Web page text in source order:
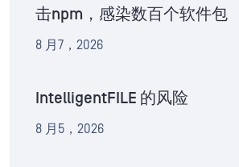
击npm，感染数百个软件包
8 月7，2026
IntelligentFILE 的风险
8 月5，2026